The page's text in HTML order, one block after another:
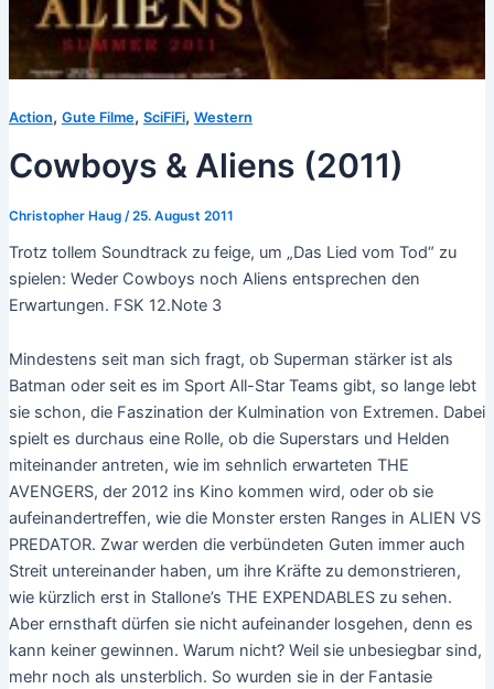
Action, Gute Filme, SciFiFi, Western
Cowboys & Aliens (2011)
Christopher Haug /25. August 2011
Trotz tollem Soundtrack zu feige, um „Das Lied vom Tod“ zu
spielen: Weder Cowboys noch Aliens entsprechen den
Erwartungen. FSK 12.Note 3
Mindestens seit man sich fragt, ob Superman stärker ist als
Batman oder seit es im Sport All-Star Teams gibt, so lange lebt
sie schon, die Faszination der Kulmination von Extremen. Dabei
spielt es durchaus eine Rolle, ob die Superstars und Helden
miteinander antreten, wie im sehnlich erwarteten THE
AVENGERS, der 2012 ins Kino kommen wird, oder ob sie
aufeinandertreffen, wie die Monster ersten Ranges in ALIEN VS
PREDATOR. Zwar werden die verbündeten Guten immer auch
Streit untereinander haben, um ihre Kräfte zu demonstrieren,
wie kürzlich erst in Stallone’s THE EXPENDABLES zu sehen.
Aber ernsthaft dürfen sie nicht aufeinander losgehen, denn es
kann keiner gewinnen. Warum nicht? Weil sie unbesiegbar sind,
mehr noch als unsterblich. So wurden sie in der Fantasie